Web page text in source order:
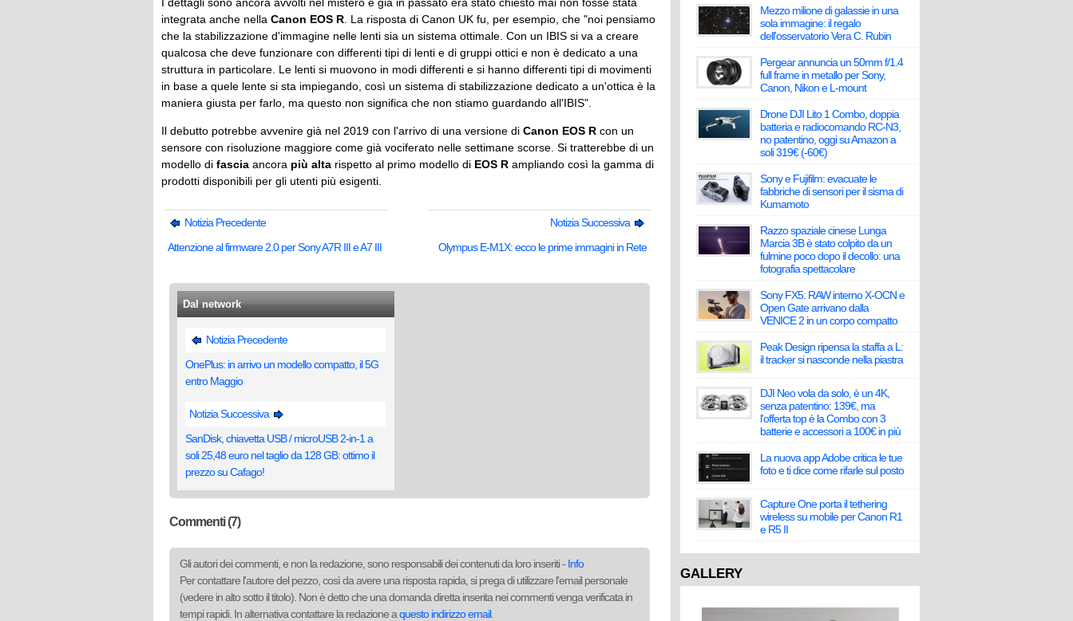
integrata anche nella Canon EOS R . La risposta di Canon UK fu, per esempio, che "noi pensiamo
che la stabilizzazione d'immagine nelle lenti sia un sistema ottimale. Con un IBIS si va a creare
qualcosa che deve funzionare con differenti tipi di lenti e di gruppi ottici e non è dedicato a una
struttura in particolare. Le lenti si muovono in modi differenti e si hanno differenti tipi di movimenti
in base a quele lente si sta impiegando, così un sistema di stabilizzazione dedicato a un'ottica è la
maniera giusta per farlo, ma questo non significa che non stiamo guardando all'IBIS".
Il debutto potrebbe avvenire già nel 2019 con l'arrivo di una versione di Canon EOS R con un
sensore con risoluzione maggiore come già vociferato nelle settimane scorse. Si tratterebbe di un
modello di fascia ancora più alta rispetto al primo modello di EOS R ampliando così la gamma di
prodotti disponibili per gli utenti più esigenti.
Notizia Precedente
Attenzione al firmware 2.0 per Sony A7R III e A7 III
Notizia Successiva
Olympus E-M1X: ecco le prime immagini in Rete
Dal network
Notizia Precedente
OnePlus: in arrivo un modello compatto, il 5G
entro Maggio
Notizia Successiva
SanDisk, chiavetta USB / microUSB 2-in-1 a
soli 25,48 euro nel taglio da 128 GB: ottimo il
prezzo su Cafago!
Commenti (7)
Gli autori dei commenti, e non la redazione, sono responsabili dei contenuti da loro inseriti - Info
Per contattare l'autore del pezzo, così da avere una risposta rapida, si prega di utilizzare l'email personale
(vedere in alto sotto il titolo). Non è detto che una domanda diretta inserita nei commenti venga verificata in
tempi rapidi. In alternativa contattare la redazione aquesto indirizzo email.
Mezzo milione di galassie in una
sola immagine: il regalo
dell'osservatorio Vera C. Rubin
Pergear annuncia un 50mm f/1.4
full frame in metallo per Sony,
Canon, Nikon e L-mount
Drone DJI Lito 1 Combo, doppia
batteria e radiocomando RC-N3,
no patentino, oggi su Amazon a
soli 319€ (-60€)
Sony e Fujifilm: evacuate le
fabbriche di sensori per il sisma di
Kumamoto
Razzo spaziale cinese Lunga
Marcia 3B è stato colpito da un
fulmine poco dopo il decollo: una
fotografia spettacolare
Sony FX5: RAW interno X-OCN e
Open Gate arrivano dalla
VENICE 2 in un corpo compatto
Peak Design ripensa la staffa a L:
il tracker si nasconde nella piastra
DJI Neo vola da solo, è un 4K,
senza patentino: 139€, ma
l'offerta top è la Combo con 3
batterie e accessori a 100€ in più
La nuova app Adobe critica le tue
foto e ti dice come rifarle sul posto
Capture One porta il tethering
wireless su mobile per Canon R1
e R5 II
GALLERY